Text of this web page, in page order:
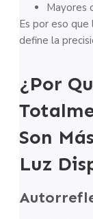
Mayores
Es por eso
define la
¿Por
Son
Luz